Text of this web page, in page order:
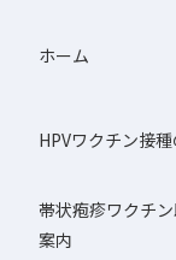
ホーム
HPVワクチン接
帯状疱疹ワクチ
案内